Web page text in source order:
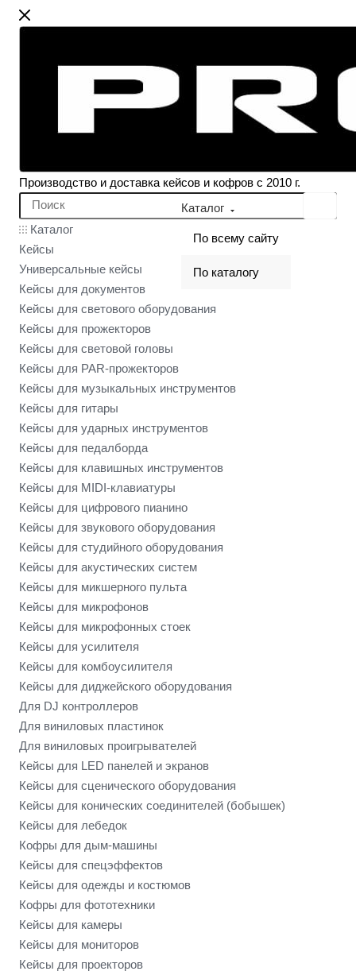
Производство и доставка кейсов и кофров с 2010 г.
Каталог
По всему сайту
По каталогу
Каталог
Кейсы
Универсальные кейсы
Кейсы для документов
Кейсы для светового оборудования
Кейсы для прожекторов
Кейсы для световой головы
Кейсы для PAR-прожекторов
Кейсы для музыкальных инструментов
Кейсы для гитары
Кейсы для ударных инструментов
Кейсы для педалборда
Кейсы для клавишных инструментов
Кейсы для MIDI-клавиатуры
Кейсы для цифрового пианино
Кейсы для звукового оборудования
Кейсы для студийного оборудования
Кейсы для акустических систем
Кейсы для микшерного пульта
Кейсы для микрофонов
Кейсы для микрофонных стоек
Кейсы для усилителя
Кейсы для комбоусилителя
Кейсы для диджейского оборудования
Для DJ контроллеров
Для виниловых пластинок
Для виниловых проигрывателей
Кейсы для LED панелей и экранов
Кейсы для сценического оборудования
Кейсы для конических соединителей (бобышек)
Кейсы для лебедок
Кофры для дым-машины
Кейсы для спецэффектов
Кейсы для одежды и костюмов
Кофры для фототехники
Кейсы для камеры
Кейсы для мониторов
Кейсы для проекторов